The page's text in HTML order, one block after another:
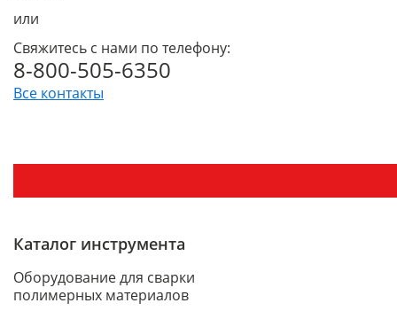
или
Свяжитесь с нами по телефону:
8-800-505-6350
Все контакты
Каталог инструмента
Оборудование для сварки
полимерных материалов